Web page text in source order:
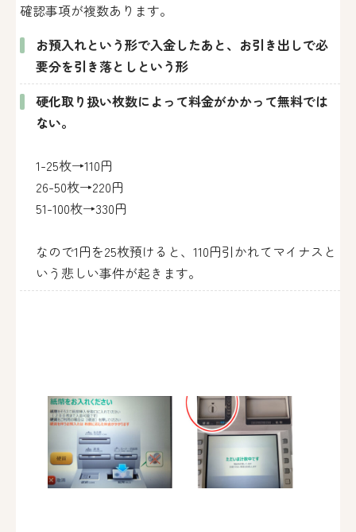
確認事項が複数あります。
お預入れという形で入金したあと、お引き出しで必
要分を引き落としという形
硬化取り扱い枚数によって料金がかかって無料では
ない。
1-25枚→110円
26-50枚→220円
51-100枚→330円
なので1円を25枚預けると、110円引かれてマイナスと
いう悲しい事件が起きます。